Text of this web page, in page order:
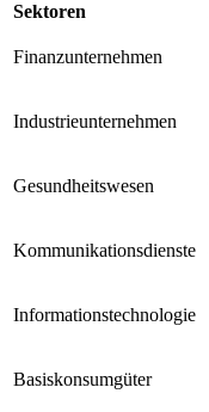
Sektoren
Finanzunternehmen
Industrieunternehmen
Gesundheitswesen
Kommunikationsdienste
Informationstechnologie
Basiskonsumgüter